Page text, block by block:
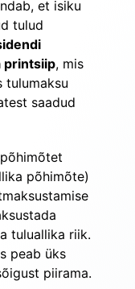
et isiku
tulud
printsiip, mis
tulumaksu
saadud
põhimõte)
tulu­allika riik.
peab üks
piirama.